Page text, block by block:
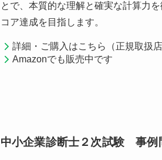
とで、本質的な理解と確実な計算力
コア達成を目指します。
詳細・ご購入はこちら（正規取扱
Amazonでも販売中です
中小企業診断士２次試験 事例